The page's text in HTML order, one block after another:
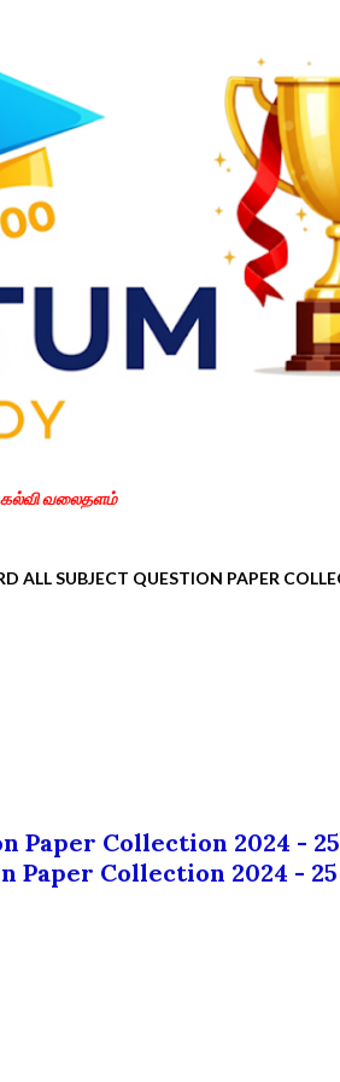
கல்வி வலைதளம்
ALL SUBJECT QUESTION PAPER
Paper Collection 2024 - 25
Paper Collection 2024 - 25